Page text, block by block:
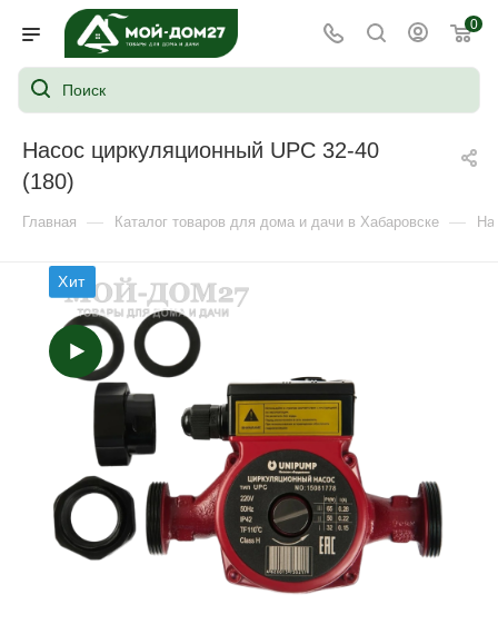
0
Насос циркуляционный UPC 32-40
(180)
Главная — Каталог товаров для дома и дачи в Хабаровске —
Хит